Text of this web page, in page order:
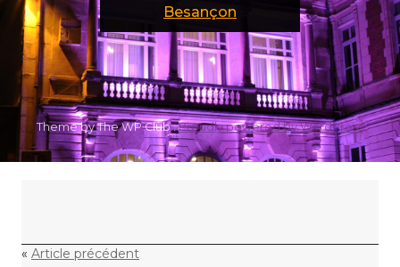
« Article précédent
Besançon
Theme by The WP Club .Proudly powered by WordPress